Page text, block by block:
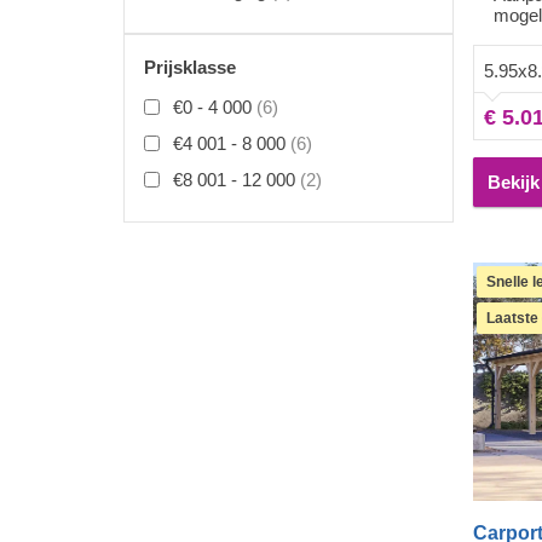
Prijsklasse
€0 - 4 000 (6)
€4 001 - 8 000 (6)
€8 001 - 12 000 (2)
auto
schoon
wat
snel
geeft
kunnen
kanten
€
Snelle
Laatste